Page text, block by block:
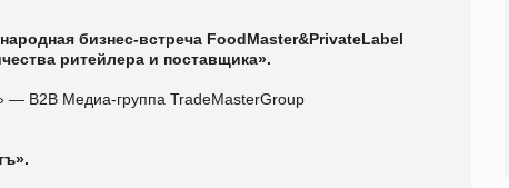
бизнес-встреча FoodMaster&PrivateLabel
ритейлера и поставщика».
— B2B Медиа-группа TradeMasterGroup